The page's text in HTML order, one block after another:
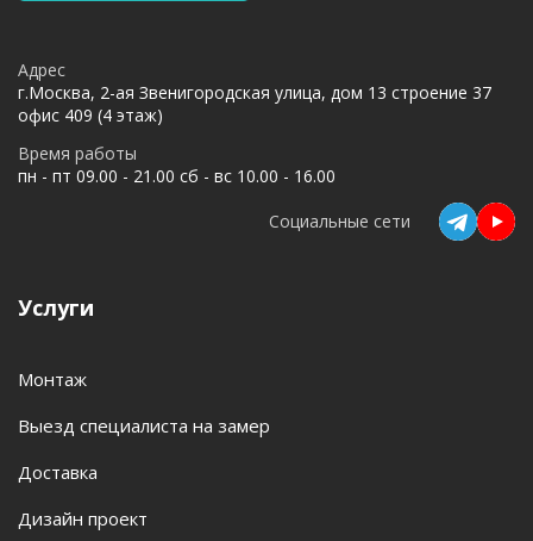
Услуги
Монтаж
Выезд специалиста на замер
Доставка
Дизайн проект
Адрес
г.Москва, 2-ая Звенигородская улица, дом 13 строение 37
офис 409 (4 этаж)
Время работы
пн - пт 09.00 - 21.00 сб - вс 10.00 - 16.00
Социальные сети